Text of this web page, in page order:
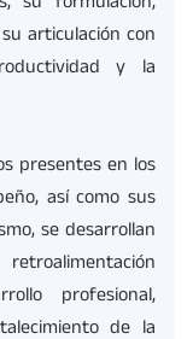
articulación con
y la
presentes en los
así como sus
se desarrollan
profesional,
de la